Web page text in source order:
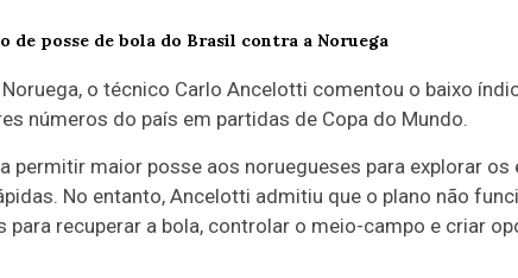
o técnico Carlo Ancelotti comentou o baixo
números do país em partidas de Copa do Mundo.
permitir maior posse aos noruegueses para explorar
No entanto, Ancelotti admitiu que o plano não
recuperar a bola, controlar o meio-campo e criar